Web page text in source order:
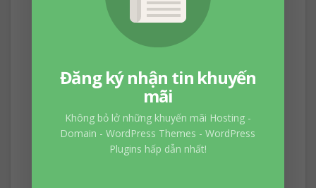
năm thì đây cũng là một lựa chọn tốt cho bạn
ở thời điểm hiện tại.
Đăng ký nhận tin khuyến
mãi
Không bỏ lở những khuyến mãi Hosting -
Domain - WordPress Themes - WordPress
Plugins hấp dẫn nhất!